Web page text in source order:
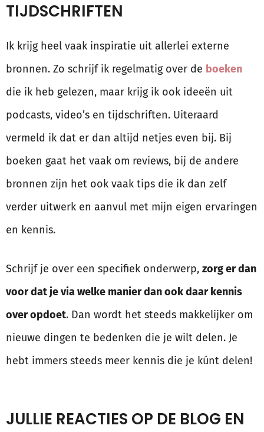
TIJDSCHRIFTEN
Ik krijg heel vaak inspiratie uit allerlei externe
bronnen. Zo schrijf ik regelmatig over de boeken
die ik heb gelezen, maar krijg ik ook ideeën uit
podcasts, video’s en tijdschriften. Uiteraard
vermeld ik dat er dan altijd netjes even bij. Bij
boeken gaat het vaak om reviews, bij de andere
bronnen zijn het ook vaak tips die ik dan zelf
verder uitwerk en aanvul met mijn eigen ervaringen
en kennis.
Schrijf je over een specifiek onderwerp, zorg er dan
voor dat je via welke manier dan ook daar kennis
over opdoet. Dan wordt het steeds makkelijker om
nieuwe dingen te bedenken die je wilt delen. Je
hebt immers steeds meer kennis die je kúnt delen!
JULLIE REACTIES OP DE BLOG EN